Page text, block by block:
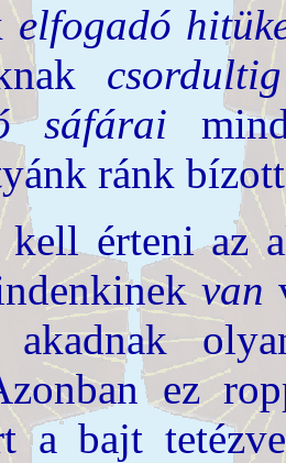
elfogadó
csordultig
sáfárai
ránk
érteni az
van
akadnak
ez
a bajt